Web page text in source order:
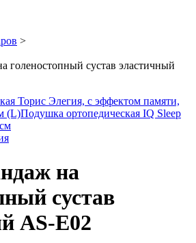
>
голеностопный сустав эластичный
Торис Элегия, с эффектом памяти,
(L)Подушка ортопедическая IQ Sleep
на
сустав
AS-E02